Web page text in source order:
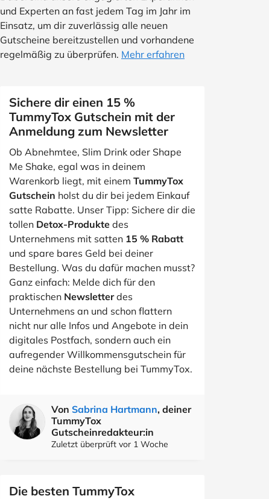
und Experten an fast jedem Tag im Jahr im
Einsatz, um dir zuverlässig alle neuen
Gutscheine bereitzustellen und vorhandene
regelmäßig zu überprüfen. Mehr erfahren
Sichere dir einen 15 %
TummyTox Gutschein mit der
Anmeldung zum Newsletter
Ob Abnehmtee, Slim Drink oder Shape
Me Shake, egal was in deinem
Warenkorb liegt, mit einem TummyTox
Gutschein holst du dir bei jedem Einkauf
satte Rabatte. Unser Tipp: Sichere dir die
tollen Detox-Produkte des
Unternehmens mit satten 15 % Rabatt
und spare bares Geld bei deiner
Bestellung. Was du dafür machen musst?
Ganz einfach: Melde dich für den
praktischen Newsletterdes
Unternehmens an und schon flattern
nicht nur alle Infos und Angebote in dein
digitales Postfach, sondern auch ein
aufregender Willkommensgutschein für
deine nächste Bestellung bei TummyTox.
Von Sabrina Hartmann, deiner
TummyTox
Gutscheinredakteur:in
Zuletzt überprüft vor 1 Woche
Die besten TummyTox